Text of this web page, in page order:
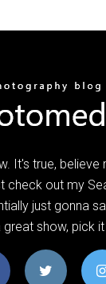
It's true, believe
check out my
just gonna
show, pick it